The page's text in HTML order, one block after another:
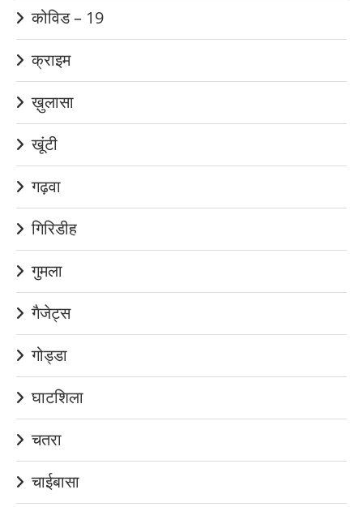
कोविड – 19
क्राइम
ख़ुलासा
खूंटी
गढ़वा
गिरिडीह
गुमला
गैजेट्स
गोड्डा
घाटशिला
चतरा
चाईबासा